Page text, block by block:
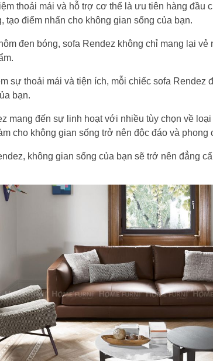
thoải mái và hỗ trợ cơ thể là ưu tiên hàng đầu
tạo điểm nhấn cho không gian sống của bạn.
đen bóng, sofa Rendez không chỉ mang lại
sự thoải mái và tiện ích, mỗi chiếc sofa
bạn.
mang đến sự linh hoạt với nhiều tùy chọn về
cho không gian sống trở nên độc đáo và phong
không gian sống của bạn sẽ trở nên đẳng